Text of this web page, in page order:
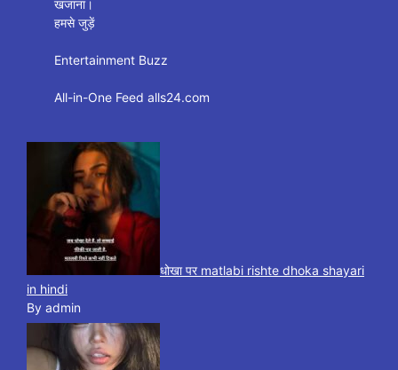
खजाना।
हमसे जुड़ें
Entertainment Buzz
All-in-One Feed alls24.com
धोखा पर matlabi rishte dhoka shayari
in hindi
By admin